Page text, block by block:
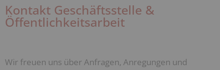
Kontakt Geschäftsstelle &
Öffentlichkeitsarbeit
Wir freuen uns über Anfragen, Anregungen und